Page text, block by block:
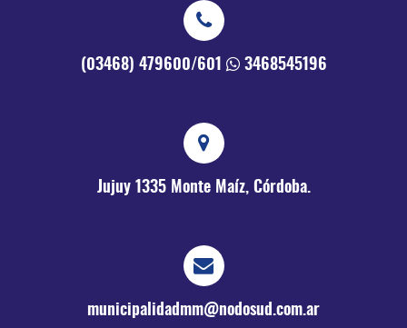
(03468) 479600/601 3468545196
Jujuy 1335 Monte Maíz, Córdoba.
municipalidadmm@nodosud.com.ar